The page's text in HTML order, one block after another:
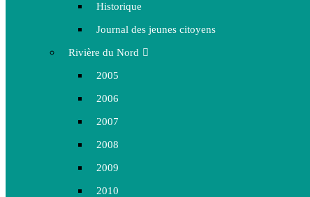
Historique
Journal des jeunes citoyens
Rivière du Nord
2005
2006
2007
2008
2009
2010